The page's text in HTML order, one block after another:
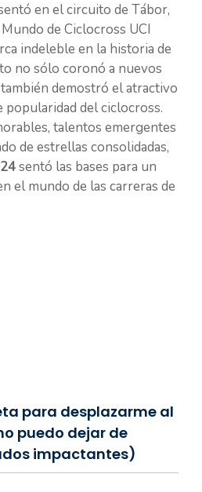
en el circuito de Tábor,
de Ciclocross UCI
indeleble en la historia de
no sólo coronó a nuevos
demostró el atractivo
popularidad del ciclocross.
talentos emergentes
de estrellas consolidadas,
sentó las bases para un
el mundo de las carreras de
para desplazarme al
puedo dejar de
impactantes)